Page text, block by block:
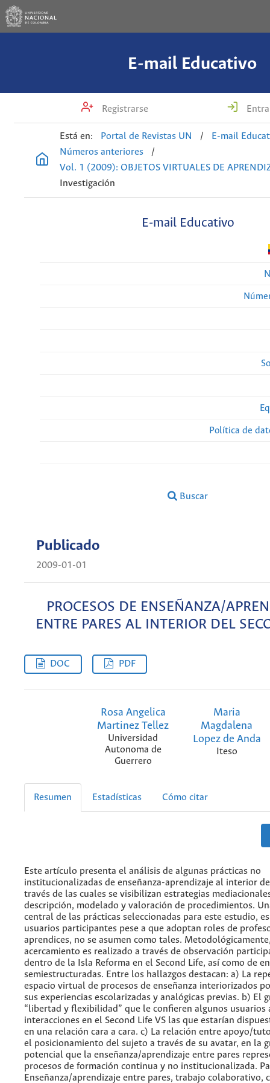
E-mail Educativo
Registrarse
Está en: Portal de Revistas UN /
E-mail
Números anteriores
/
Vol. 1 (2009): OBJETOS VIRTUALES DE
Investigación
E-mail Educativo
Política de
Buscar
Publicado
2009-01-01
PROCESOS DE ENSEÑANZA/
ENTRE PARES AL INTERIOR DEL
DOC PDF
Rosa Angelica
Martinez Tellez
Universidad
Autonoma de
Guerrero
Maria
Magdalena
Lopez de Anda
Iteso
Resumen Estadísticas Cómo citar
Este artículo presenta el análisis de algunas prácticas no
institucionalizadas de enseñanza-aprendizaje al interior
través de las cuales se visibilizan estrategias
descripción, modelado y valoración de procedimientos.
central de las prácticas seleccionadas para este estudio,
usuarios participantes pese a que adoptan roles de
aprendices, no se asumen como tales.
acercamiento es realizado a través de observación
dentro de la Isla Reforma en el Second Life, así como de
semiestructuradas. Entre los hallazgos destacan: a) La
espacio virtual de procesos de enseñanza interiorizados
sus experiencias escolarizadas y analógicas previas. b) El
“libertad y flexibilidad” que le confieren algunos usuarios
interacciones en el Second Life VS las que estarían
en una relación cara a cara. c) La relación entre apoyo/
el posicionamiento del sujeto a través de su avatar, en la
potencial que la enseñanza/aprendizaje entre pares
procesos de formación continua y no institucionalizada.
Enseñanza/aprendizaje entre pares, trabajo colaborativo,